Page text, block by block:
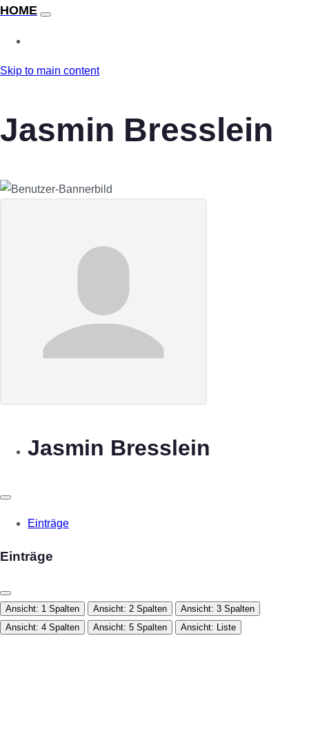
Skip to main content
Jasmin Bresslein
Jasmin Bresslein
Einträge
Einträge
Ansicht: 1 Spalten Ansicht: 2 Spalten
Ansicht: 3 Spalten
Ansicht: 4 Spalten
Ansicht: 5 Spalten Ansicht: Liste